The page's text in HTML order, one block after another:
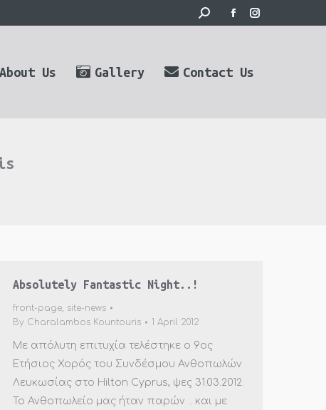
Search:
Facebook
in
Instagram
About Us Gallery Contact Us
Absolutely Fantastic Night..!
front-page, site-news
By Charalambos Kountouris 1 April 2012
Με απόλυτη επιτυχία τελέστηκε ο 9ος
Ετήσιος Χορός του Συνδέσμου Ανθοπωλών
Λευκωσίας στο Hilton Cyprus, ψες 31.03.2012.
Το Ανθοπωλείο μας ήταν παρών .. και με